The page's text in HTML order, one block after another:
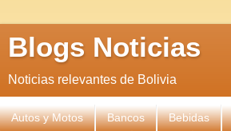
Blogs Noticias
Noticias relevantes de Bolivia
Autos y Motos Bancos Bebidas